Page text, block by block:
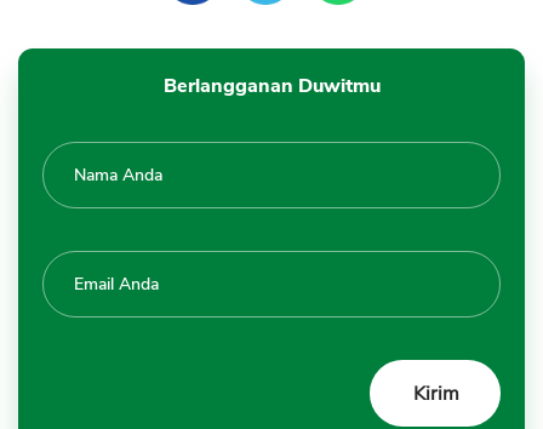
Berlangganan Duwitmu